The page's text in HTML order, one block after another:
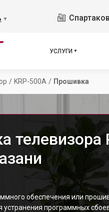
▼
УСЛУГИ
/ KRP-500A / Прошивка
телевизора
обеспечения или
устранения программных